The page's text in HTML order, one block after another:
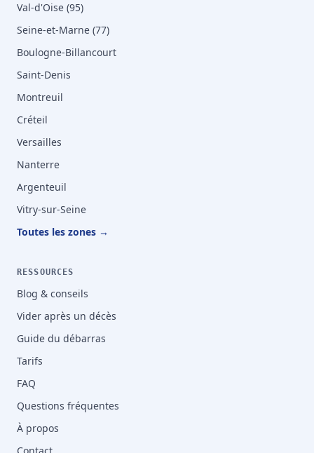
Val-d'Oise (95)
Seine-et-Marne (77)
Boulogne-Billancourt
Saint-Denis
Montreuil
Créteil
Versailles
Nanterre
Argenteuil
Vitry-sur-Seine
Toutes les zones →
RESSOURCES
Blog & conseils
Vider après un décès
Guide du débarras
Tarifs
FAQ
Questions fréquentes
À propos